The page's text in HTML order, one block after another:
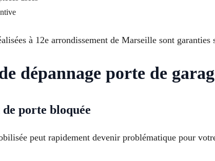
à 12e arrondissement de Marseille sont
dépannage porte de
porte bloquée
peut rapidement devenir problématique pour